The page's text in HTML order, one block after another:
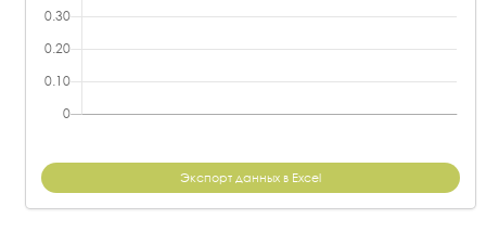
Экспорт данных в Excel